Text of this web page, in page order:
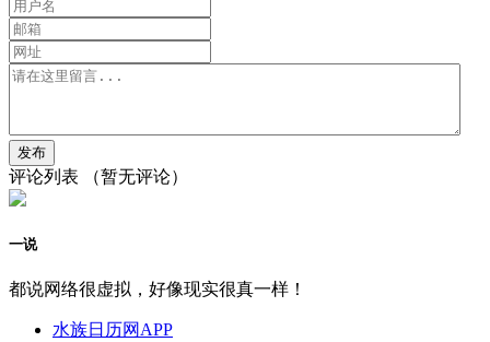
评论列表 （暂无评论）
一说
都说网络很虚拟，好像现实很真一样！
水族日历网APP